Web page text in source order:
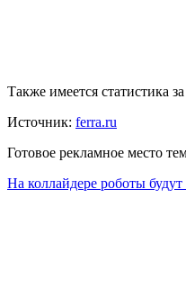
Также имеется статистика
Источник: ferra.ru
Готовое рекламное место
На коллайдере роботы будут